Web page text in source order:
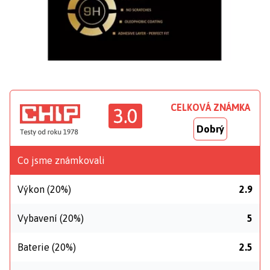
3.0 CELKOVÁ ZNÁMKA
Dobrý
Co jsme známkovali
Výkon (20%) 2.9
Vybavení (20%) 5
Baterie (20%) 2.5